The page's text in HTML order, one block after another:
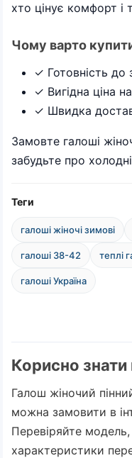
хто цінує комфорт і
Чому варто
✓ Готовність до
✓ Вигідна ціна
✓ Швидка
Замовте галоші
забудьте про
Теги
галоші жіночі зимові
галоші 38-42 теплі
галоші Україна
Корисно
Галош жіночий
можна замовити в
Перевіряйте модель,
характеристики